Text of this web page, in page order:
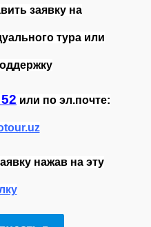
заявку на
тура или
или по эл.почте:
нажав на эту